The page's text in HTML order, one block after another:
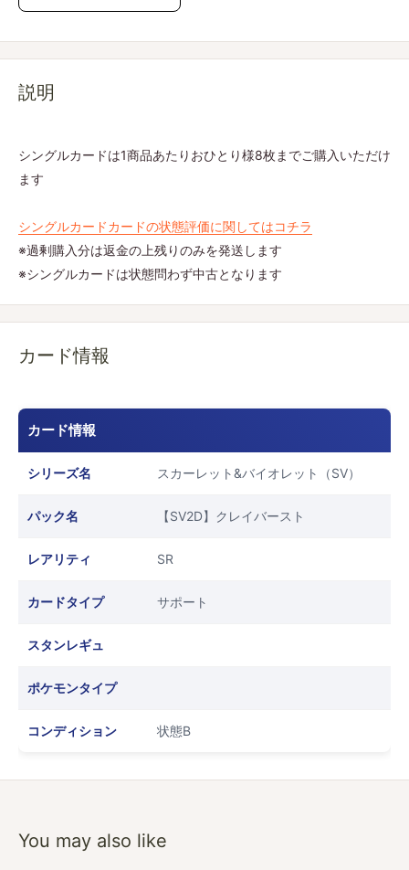
説明
シングルカードは1商品あたりおひとり様8枚までご購入いただけ
ます
シングルカードカードの状態評価に関してはコチラ
※過剰購入分は返金の上残りのみを発送します
※シングルカードは状態問わず中古となります
カード情報
カード情報
シリーズ名 スカーレット&バイオレット（SV）
パック名 【SV2D】クレイバースト
レアリティ SR
カードタイプ サポート
スタンレギュ
ポケモンタイプ
コンディション 状態B
You may also like